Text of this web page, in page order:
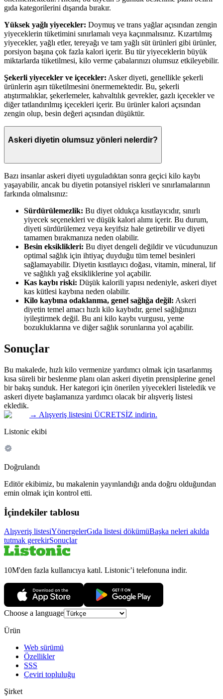
gıda kategorilerini dışarıda bırakır.
Yüksek yağlı yiyecekler: Doymuş ve trans yağlar açısından zengin
yiyeceklerin tüketimini sınırlamalı veya kaçınmalısınız. Kızartılmış
yiyecekler, yağlı etler, tereyağı ve tam yağlı süt ürünleri gibi ürünler,
porsiyon başına çok fazla kalori içerir. Bu tür yiyeceklerin büyük
miktarlarda tüketilmesi, kilo verme çabalarınızı olumsuz etkileyebilir.
Şekerli yiyecekler ve içecekler: Asker diyeti, genellikle şekerli
ürünlerin aşırı tüketilmesini önermemektedir. Bu, şekerli
atıştırmalıklar, şekerlemeler, kahvaltılık gevrekler, gazlı içecekler ve
diğer tatlandırılmış içecekleri içerir. Bu ürünler kalori açısından
zengin olup, besin değeri açısından düşüktür.
Askeri diyetin olumsuz yönleri nelerdir?
Bazı insanlar askeri diyeti uyguladıktan sonra geçici kilo kaybı
yaşayabilir, ancak bu diyetin potansiyel riskleri ve sınırlamalarının
farkında olmalısınız:
Sürdürülemezlik: Bu diyet oldukça kısıtlayıcıdır, sınırlı
yiyecek seçenekleri ve düşük kalori alımı içerir. Bu durum,
diyeti sürdürülemez veya keyifsiz hale getirebilir ve diyeti
tamamen bırakmanıza neden olabilir.
Besin eksiklikleri: Bu diyet dengeli değildir ve vücudunuzun
optimal sağlık için ihtiyaç duyduğu tüm temel besinleri
sağlamayabilir. Diyetin kısıtlayıcı doğası, vitamin, mineral, lif
ve sağlıklı yağ eksikliklerine yol açabilir.
Kas kaybı riski: Düşük kalorili yapısı nedeniyle, askeri diyet
kas kütlesi kaybına neden olabilir.
Kilo kaybına odaklanma, genel sağlığa değil: Askeri
diyetin temel amacı hızlı kilo kaybıdır, genel sağlığınızı
iyileştirmek değil. Bu ani kilo kaybı vurgusu, yeme
bozukluklarına ve diğer sağlık sorunlarına yol açabilir.
Sonuçlar
Bu makalede, hızlı kilo vermenize yardımcı olmak için tasarlanmış
kısa süreli bir beslenme planı olan askeri diyetin prensiplerine genel
bir bakış sunduk. Her kategori için önerilen yiyecekleri listeledik ve
askeri diyete başlamanıza yardımcı olacak bir alışveriş listesi
ekledik.
→ Alışveriş listesini ÜCRETSİZ indirin.
Listonic ekibi
Doğrulandı
Editör ekibimiz, bu makalenin yayınlandığı anda doğru olduğundan
emin olmak için kontrol etti.
İçindekiler tablosu
Alışveriş listesiYönergelerGıda listesi dökümüBaşka neleri akılda
tutmak gerekirSonuçlar
10M'den fazla kullanıcıya katıl. Listonic’i telefonuna indir.
Choose a language
Ürün
Web sürümü
Özellikler
SSS
Çeviri topluluğu
Şirket